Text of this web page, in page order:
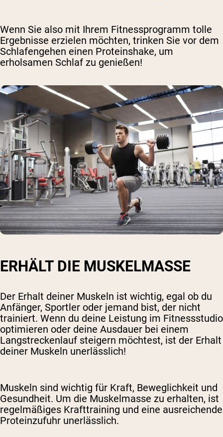
Wenn Sie also mit Ihrem Fitnessprogramm tolle
Ergebnisse erzielen möchten, trinken Sie vor dem
Schlafengehen einen Proteinshake, um
erholsamen Schlaf zu genießen!
ERHÄLT DIE MUSKELMASSE
Der Erhalt deiner Muskeln ist wichtig, egal ob du
Anfänger, Sportler oder jemand bist, der nicht
trainiert. Wenn du deine Leistung im Fitnessstudio
optimieren oder deine Ausdauer bei einem
Langstreckenlauf steigern möchtest, ist der Erhalt
deiner Muskeln unerlässlich!
Muskeln sind wichtig für Kraft, Beweglichkeit und
Gesundheit. Um die Muskelmasse zu erhalten, ist
regelmäßiges Krafttraining und eine ausreichende
Proteinzufuhr unerlässlich.